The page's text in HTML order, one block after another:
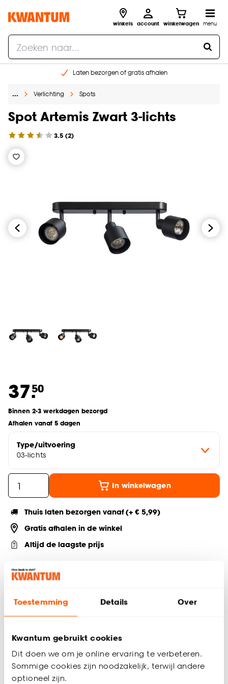
Toestemming Details Over
Kwantum gebruikt cookies
Dit doen we om je online ervaring te verbeteren.
Sommige cookies zijn noodzakelijk, terwijl andere
optioneel zijn.
winkels account winkelwagen menu
Laten bezorgen of gratis afhalen
Gratis raam advies en opmeten aan huis
… Verlichting Spots
Spot Artemis Zwart 3-lichts
3.5 (2)
37.50
Binnen 2-3 werkdagen bezorgd
Afhalen vanaf 5 dagen
Type/uitvoering
03-lichts
In winkelwagen
Thuis laten bezorgen vanaf (+ € 5,99)
Gratis afhalen in de winkel
Altijd de laagste prijs
Deel jouw product & volg ons op social
Zwarte metalen spot
Exclusief lichtbron
39,5x13,5x10,5 cm